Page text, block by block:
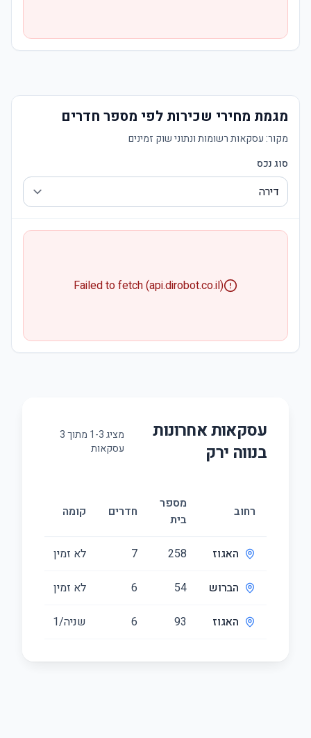
מגמת מחירי שכירות לפי מספר חדרים
מקור: עסקאות רשומות ונתוני שוק זמינים
סוג נכס
Failed to fetch (api.dirobot.co.il)
עסקאות אחרונות
בנווה ירק
מציג 1-3 מתוך3
עסקאות
רחוב
מספר
בית
חדרים קומה
האגוז 258
7 לא זמין
הברוש 54
6 לא זמין
האגוז 93
6 שניה/1